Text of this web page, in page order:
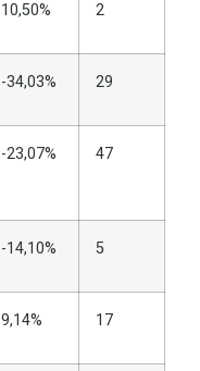
10,50% 2
-34,03% 29
-23,07% 47
-14,10% 5
9,14% 17